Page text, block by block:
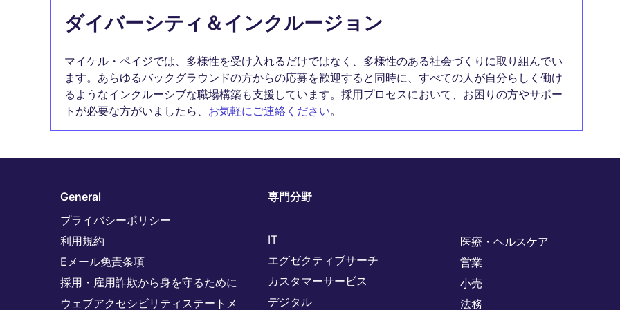
ダイバーシティ＆インクルージョン
マイケル・ペイジでは、多様性を受け入れるだけではなく、多様性のある社会づくりに取り組んでい
ます。あらゆるバックグラウンドの方からの応募を歓迎すると同時に、すべての人が自分らしく働け
るようなインクルーシブな職場構築も支援しています。採用プロセスにおいて、お困りの方やサポー
トが必要な方がいましたら、 お気軽にご連絡ください。
General
プライバシーポリシー
利用規約
Eメール免責条項
採用・雇用詐欺から身を守るために
ウェブアクセシビリティステートメ
専門分野
IT
エグゼクティブサーチ
カスタマーサービス
デジタル
医療・ヘルスケア
営業
小売
法務